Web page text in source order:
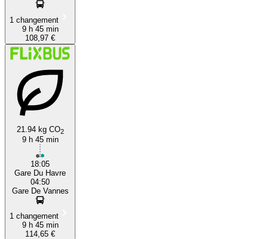
1 changement
9 h 45 min
108,97 €
21.94 kg CO2
9 h 45 min
18:05
Gare Du Havre
04:50
Gare De Vannes
1 changement
9 h 45 min
114,65 €